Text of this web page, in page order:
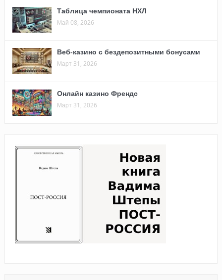
Таблица чемпионата НХЛ
Май 08, 2026
Веб-казино с бездепозитными бонусами
Март 31, 2026
Онлайн казино Френдс
Март 31, 2026